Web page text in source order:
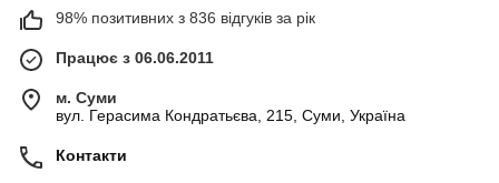
98% позитивних з 836 відгуків за рік
Працює з 06.06.2011
м. Суми
вул. Герасима Кондратьєва, 215, Суми, Україна
Контакти